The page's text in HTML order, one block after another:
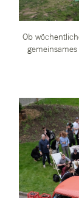
Ob